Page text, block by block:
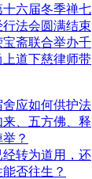
十六届冬季禅七
法会圆满结束
斋联合举办千
道下慈律师带
应如何供护法
、五方佛、释
？
转为道用，还
否往生？